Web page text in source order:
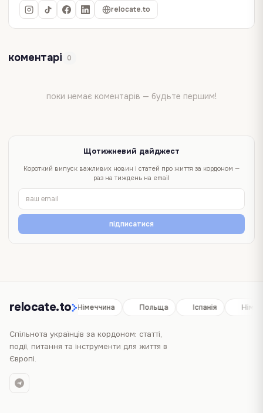
relocate.to
коментарі 0
поки немає коментарів — будьте першим!
Щотижневий дайджест
Короткий випуск важливих новин і статей про життя за кордоном —
раз на тиждень на email
підписатися
relocate.to
Іспанія Німеччина Польща Іспанія
Спільнота українців за кордоном: статті,
події, питання та інструменти для життя в
Європі.